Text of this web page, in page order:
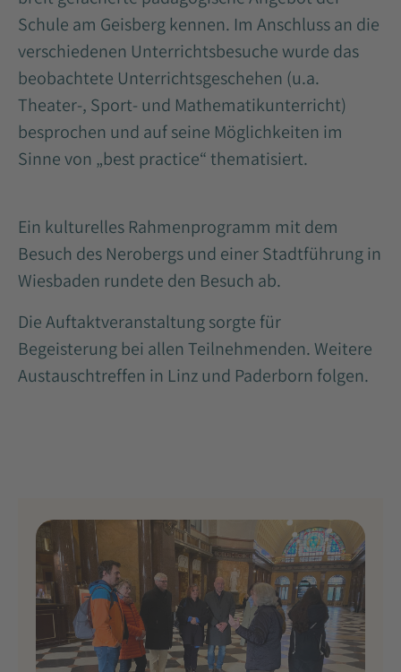
Schule am Geisberg kennen. Im Anschluss an die
verschiedenen Unterrichtsbesuche wurde das
beobachtete Unterrichtsgeschehen (u.a.
Theater-, Sport- und Mathematikunterricht)
besprochen und auf seine Möglichkeiten im
Sinne von „best practice“ thematisiert.
Ein kulturelles Rahmenprogramm mit dem
Besuch des Nerobergs und einer Stadtführung in
Wiesbaden rundete den Besuch ab.
Die Auftaktveranstaltung sorgte für
Begeisterung bei allen Teilnehmenden. Weitere
Austauschtreffen in Linz und Paderborn folgen.